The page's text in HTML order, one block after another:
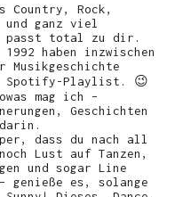
Country, Rock,
und ganz viel
passt total zu dir.
haben inzwischen
Musikgeschichte
Spotify-Playlist. 😉
mag ich –
Geschichten
dass du nach all
Lust auf Tanzen,
und sogar Line
genieße es, solange